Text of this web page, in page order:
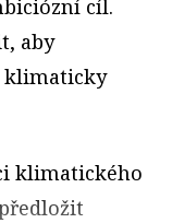
cíl.
aby
klimaticky
klimatického